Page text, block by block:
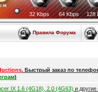
32 Kbps 64 Kbps 128
Правила Форума
. Быстрый заказ по
)
IX 1.6 (4G18), 2.0 (4G63) и